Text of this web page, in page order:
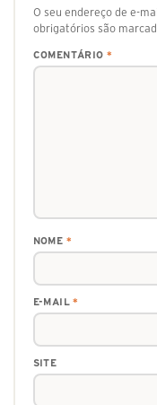
O seu endereço de e-
obrigatórios são
COMENTÁRIO *
NOME *
E-MAIL*
SITE